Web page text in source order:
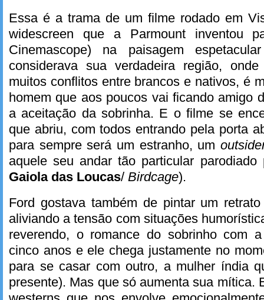
Essa é a trama de um filme rodado em
widescreen que a Parmount inventou
Cinemascope) na paisagem
considerava sua verdadeira região,
muitos conflitos entre brancos e nativos, é
homem que aos poucos vai ficando amigo
a aceitação da sobrinha. E o filme se
que abriu, com todos entrando pela porta
para sempre será um estranho, um
aquele seu andar tão particular
Gaiola das Loucas/ Birdcage).
Ford gostava também de pintar um
aliviando a tensão com situações
reverendo, o romance do sobrinho com
cinco anos e ele chega justamente no
para se casar com outro, a mulher índia
presente). Mas que só aumenta sua mítica.